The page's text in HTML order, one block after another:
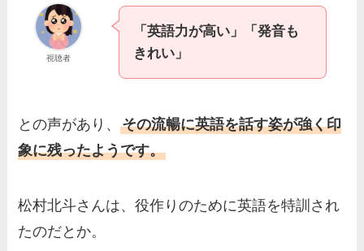
視聴者
「英語力が高い」「発音も
きれい」
との声があり、その流暢に英語を話す姿が強く印
象に残ったようです。
松村北斗さんは、役作りのために英語を特訓され
たのだとか。